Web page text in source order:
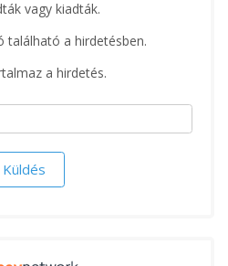
vagy kiadták.
található a hirdetésben.
a hirdetés.